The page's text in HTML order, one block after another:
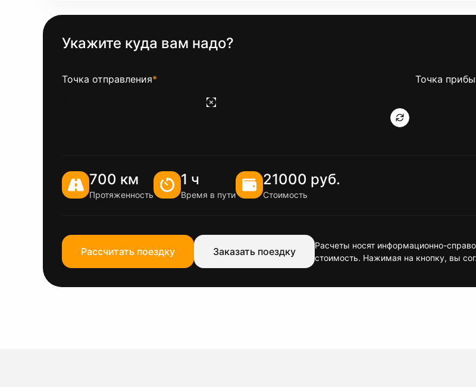
Укажите куда вам надо?
Точка отправления* Точка
700 км
Протяженность
1 ч
Время в пути
21000 руб.
Стоимость
Рассчитать поездку Заказать поездку
Расчеты носят информационно-
стоимость. Нажимая на кнопку, вы